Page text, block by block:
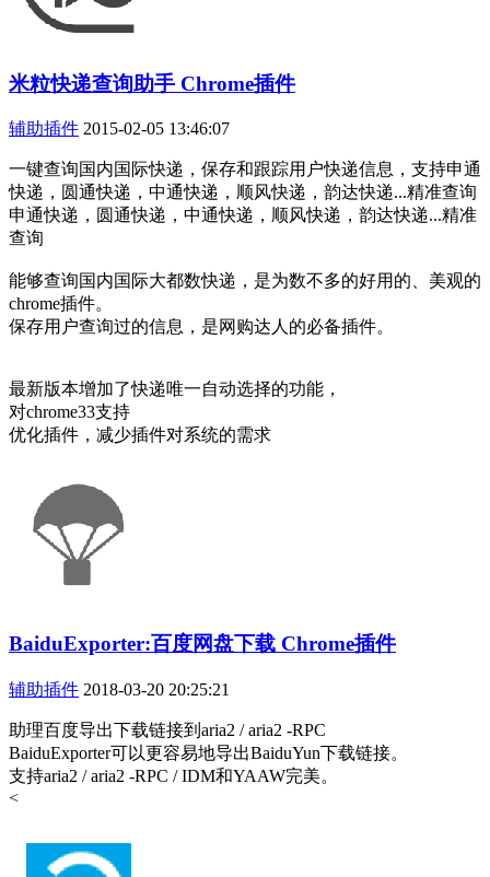
米粒快递查询助手 Chrome插件
辅助插件 2015-02-05 13:46:07
一键查询国内国际快递，保存和跟踪用户快递信息，支持申通
快递，圆通快递，中通快递，顺风快递，韵达快递...精准查询
申通快递，圆通快递，中通快递，顺风快递，韵达快递...精准
查询
能够查询国内国际大都数快递，是为数不多的好用的、美观的
chrome插件。
保存用户查询过的信息，是网购达人的必备插件。
最新版本增加了快递唯一自动选择的功能，
对chrome33支持
优化插件，减少插件对系统的需求
BaiduExporter:百度网盘下载 Chrome插件
辅助插件 2018-03-20 20:25:21
助理百度导出下载链接到aria2 / aria2 -RPC
BaiduExporter可以更容易地导出BaiduYun下载链接。
支持aria2 / aria2 -RPC / IDM和YAAW完美。
<